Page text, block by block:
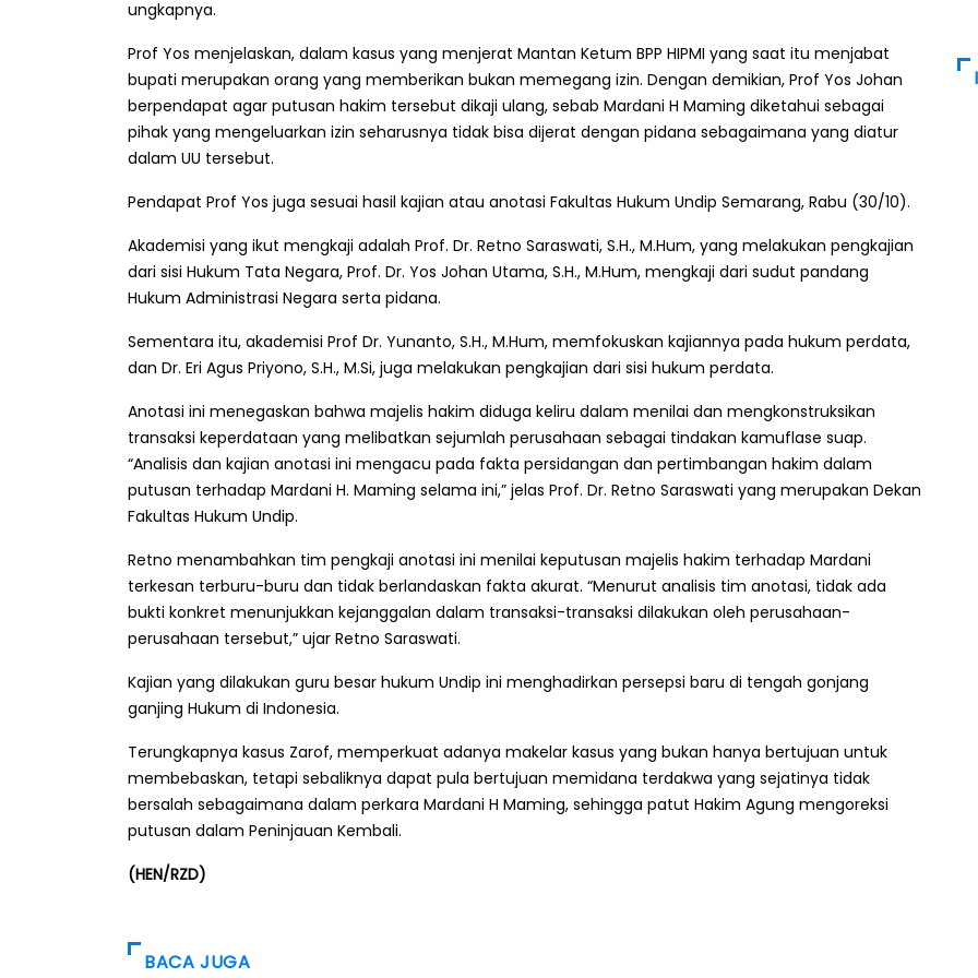
ungkapnya.
Prof Yos menjelaskan, dalam kasus yang menjerat Mantan Ketum BPP HIPMI yang saat itu menjabat
bupati merupakan orang yang memberikan bukan memegang izin. Dengan demikian, Prof Yos Johan
berpendapat agar putusan hakim tersebut dikaji ulang, sebab Mardani H Maming diketahui sebagai
pihak yang mengeluarkan izin seharusnya tidak bisa dijerat dengan pidana sebagaimana yang diatur
dalam UU tersebut.
Pendapat Prof Yos juga sesuai hasil kajian atau anotasi Fakultas Hukum Undip Semarang, Rabu (30/10).
Akademisi yang ikut mengkaji adalah Prof. Dr. Retno Saraswati, S.H., M.Hum, yang melakukan pengkajian
dari sisi Hukum Tata Negara, Prof. Dr. Yos Johan Utama, S.H., M.Hum, mengkaji dari sudut pandang
Hukum Administrasi Negara serta pidana.
Sementara itu, akademisi Prof Dr. Yunanto, S.H., M.Hum, memfokuskan kajiannya pada hukum perdata,
dan Dr. Eri Agus Priyono, S.H., M.Si, juga melakukan pengkajian dari sisi hukum perdata.
Anotasi ini menegaskan bahwa majelis hakim diduga keliru dalam menilai dan mengkonstruksikan
transaksi keperdataan yang melibatkan sejumlah perusahaan sebagai tindakan kamuflase suap.
“Analisis dan kajian anotasi ini mengacu pada fakta persidangan dan pertimbangan hakim dalam
putusan terhadap Mardani H. Maming selama ini,” jelas Prof. Dr. Retno Saraswati yang merupakan Dekan
Fakultas Hukum Undip.
Retno menambahkan tim pengkaji anotasi ini menilai keputusan majelis hakim terhadap Mardani
terkesan terburu-buru dan tidak berlandaskan fakta akurat. “Menurut analisis tim anotasi, tidak ada
bukti konkret menunjukkan kejanggalan dalam transaksi-transaksi dilakukan oleh perusahaan-
perusahaan tersebut,” ujar Retno Saraswati.
Kajian yang dilakukan guru besar hukum Undip ini menghadirkan persepsi baru di tengah gonjang
ganjing Hukum di Indonesia.
Terungkapnya kasus Zarof, memperkuat adanya makelar kasus yang bukan hanya bertujuan untuk
membebaskan, tetapi sebaliknya dapat pula bertujuan memidana terdakwa yang sejatinya tidak
bersalah sebagaimana dalam perkara Mardani H Maming, sehingga patut Hakim Agung mengoreksi
putusan dalam Peninjauan Kembali.
(HEN/RZD)
BACA JUGA